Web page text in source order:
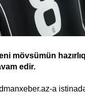
mövsümün
edir.
a